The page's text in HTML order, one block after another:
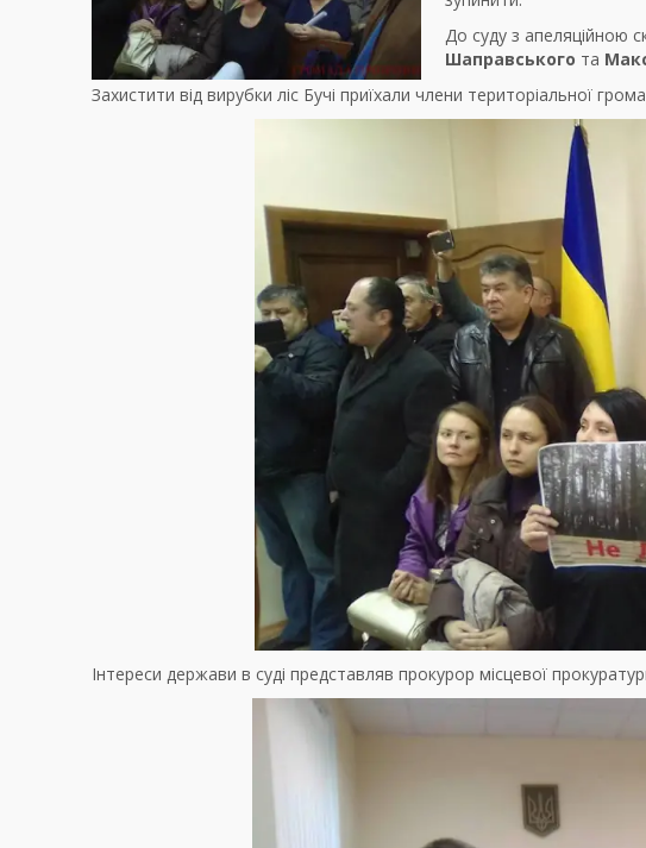
До суду з апеляційною
Шаправського та
Захистити від вирубки ліс Бучі приїхали члени територіальної
Інтереси держави в суді представляв прокурор місцевої